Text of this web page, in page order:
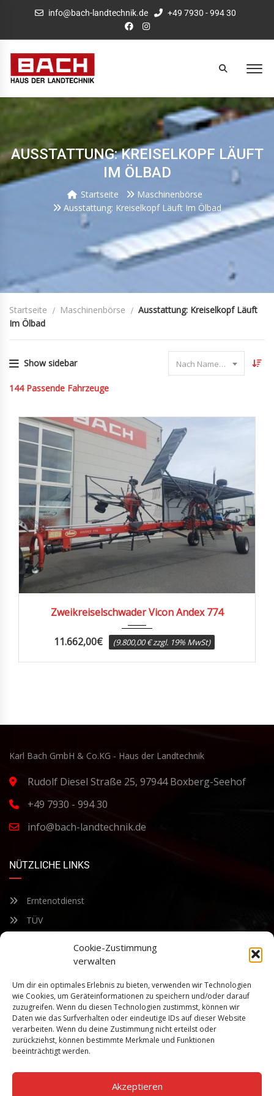
Cookie-Zustimmung
verwalten
Um dir ein optimales Erlebnis zu bieten, verwenden wir Technologien
wie Cookies, um Geräteinformationen zu speichern und/oder darauf
zuzugreifen. Wenn du diesen Technologien zustimmst, können wir
Daten wie das Surfverhalten oder eindeutige IDs auf dieser Website
verarbeiten. Wenn du deine Zustimmung nicht erteilst oder
zurückziehst, können bestimmte Merkmale und Funktionen
beeinträchtigt werden.
Akzeptieren
info@bach-landtechnik.de +49 7930 - 994 30
AUSSTATTUNG: KREISELKOPF LÄUFT
IM ÖLBAD
Startseite
Maschinenbörse
Ausstattung: Kreiselkopf Läuft Im Ölbad
Startseite Maschinenbörse
Ausstattung: Kreiselkopf Läuft
Im Ölbad
Show sidebar Nach Name sortieren
144 Passende Fahrzeuge
Zweikreiselschwader Vicon Andex 774
11.662,00€ (9.800,00 € zzgl. 19% MwSt)
Karl Bach GmbH & Co.KG - Haus der Landtechnik
Rudolf Diesel Straße 25, 97944 Boxberg-Seehof
+49 7930 - 994 30
info@bach-landtechnik.de
NÜTZLICHE LINKS
Erntenotdienst
TÜV
Bleiben Sie auf dem Laufenden über unsere sich ständig
weiterentwickelnden Produkteigenschaften und Technologien.
Geben Sie Ihre E-Mail-Adresse ein und abonnieren Sie unseren
Newsletter.